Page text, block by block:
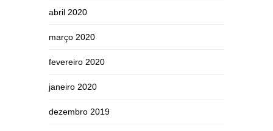
abril 2020
março 2020
fevereiro 2020
janeiro 2020
dezembro 2019